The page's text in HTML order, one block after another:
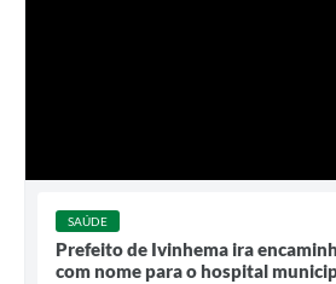
SAÚDE
Prefeito de Ivinhema ira
com nome para o hospital